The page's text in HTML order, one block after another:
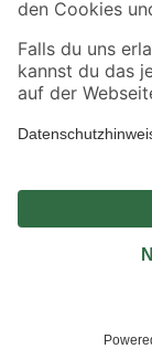
Alle Preisangaben in
Umständen nicht in allen
Produkte nur solange der
*Paketversand ab 59 €
© 2026 toom